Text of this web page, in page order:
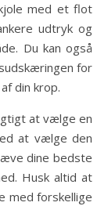
med et flot
udtryk og
Du kan også
for
din krop.
at vælge en
at vælge den
dine bedste
Husk altid at
med forskellige